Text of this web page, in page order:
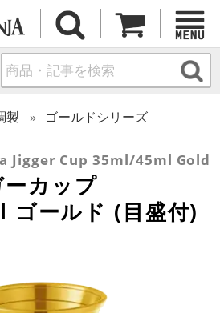
製
ゴールドシリーズ
Jigger Cup 35ml/45ml Gold
カップ
ールド (目盛付)